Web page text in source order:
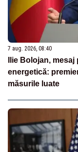
7 aug. 2026, 08:40
Ilie Bolojan,
energetică:
măsurile luate